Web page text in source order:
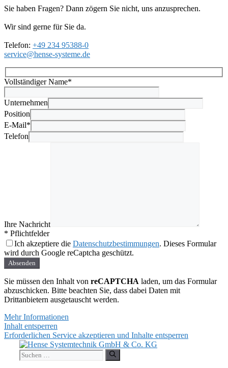
Sie haben Fragen? Dann zögern Sie nicht, uns anzusprechen.
Wir sind gerne für Sie da.
Telefon: +49 234 95388-0
service@hense-systeme.de
Vollständiger Name*
Unternehmen
Position
E-Mail*
Telefon
Ihre Nachricht
* Pflichtfelder
Ich akzeptiere die Datenschutzbestimmungen. Dieses Formular
wird durch Google reCaptcha geschützt.
Absenden
Sie müssen den Inhalt von reCAPTCHA laden, um das Formular
abzuschicken. Bitte beachten Sie, dass dabei Daten mit
Drittanbietern ausgetauscht werden.
Mehr Informationen
Inhalt entsperren
Erforderlichen Service akzeptieren und Inhalte entsperren
Inhalt
springen
Suchen
nach: